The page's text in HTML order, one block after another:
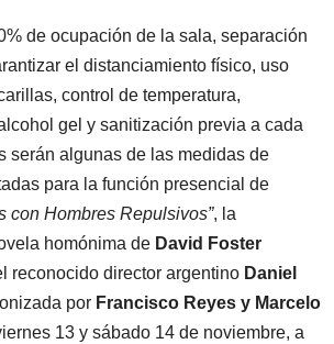
de ocupación de la sala, separación
el distanciamiento físico, uso
control de temperatura,
gel y sanitización previa a cada
serán algunas de las medidas de
para la función presencial de
con Hombres Repulsivos”, la
homónima de David Foster
reconocido director argentino Daniel
por Francisco Reyes y Marcelo
13 y sábado 14 de noviembre, a